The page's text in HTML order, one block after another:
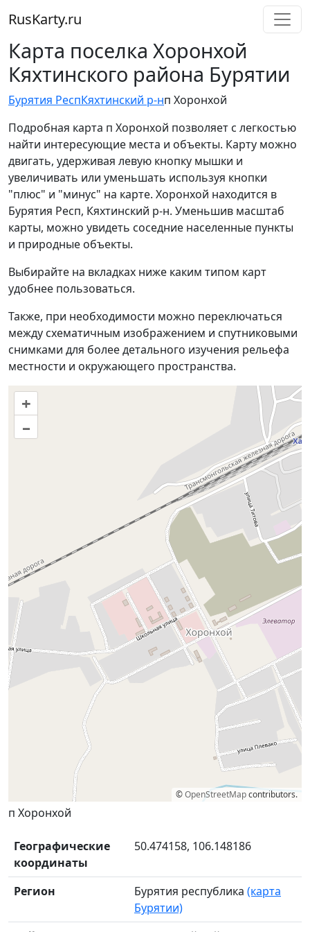
RusKarty.ru
Карта поселка Хоронхой
Кяхтинского района Бурятии
Бурятия РеспКяхтинский р-нп Хоронхой
Подробная карта п Хоронхой позволяет с легкостью
найти интересующие места и объекты. Карту можно
двигать, удерживая левую кнопку мышки и
увеличивать или уменьшать используя кнопки
"плюс" и "минус" на карте. Хоронхой находится в
Бурятия Респ, Кяхтинский р-н. Уменьшив масштаб
карты, можно увидеть соседние населенные пункты
и природные объекты.
Выбирайте на вкладках ниже каким типом карт
удобнее пользоваться.
Также, при необходимости можно переключаться
между схематичным изображением и спутниковыми
снимками для более детального изучения рельефа
местности и окружающего пространства.
+
–
©OpenStreetMapcontributors.
п Хоронхой
Географические
координаты
50.474158, 106.148186
Регион Бурятия республика (карта
Бурятии)